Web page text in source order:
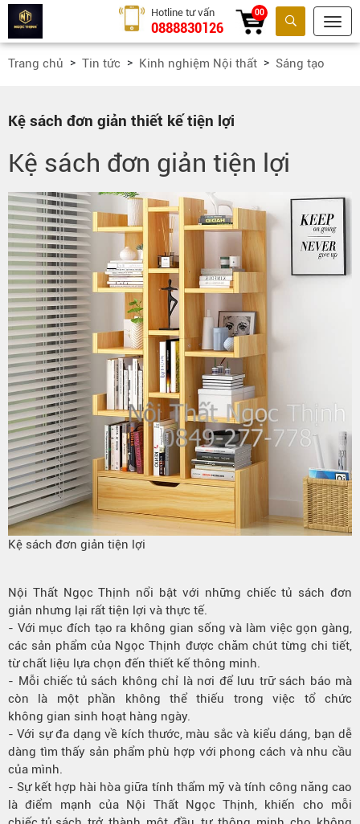
Tìm kiếm
Hotline tư vấn
0888830126
00
Trang chủ Tin tức Kinh nghiệm Nội thất Sáng tạo
Kệ sách đơn giản thiết kế tiện lợi
Kệ sách đơn giản tiện lợi
Kệ sách đơn giản tiện lợi
Nội Thất Ngọc Thịnh nổi bật với những chiếc tủ sách đơn
giản nhưng lại rất tiện lợi và thực tế.
- Với mục đích tạo ra không gian sống và làm việc gọn gàng,
các sản phẩm của Ngọc Thịnh được chăm chút từng chi tiết,
từ chất liệu lựa chọn đến thiết kế thông minh.
- Mỗi chiếc tủ sách không chỉ là nơi để lưu trữ sách báo mà
còn là một phần không thể thiếu trong việc tổ chức
không gian sinh hoạt hàng ngày.
- Với sự đa dạng về kích thước, màu sắc và kiểu dáng, bạn dễ
dàng tìm thấy sản phẩm phù hợp với phong cách và nhu cầu
của mình.
- Sự kết hợp hài hòa giữa tính thẩm mỹ và tính công năng cao
là điểm mạnh của Nội Thất Ngọc Thịnh, khiến cho mỗi